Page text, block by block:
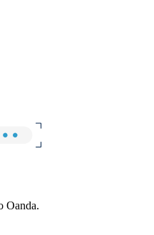
Oanda.